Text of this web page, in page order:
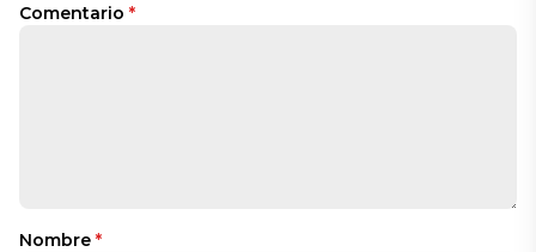
Comentario *
Nombre *